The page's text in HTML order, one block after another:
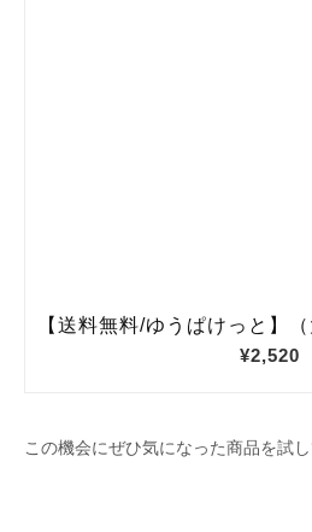
この機会にぜひ気になった商品を試